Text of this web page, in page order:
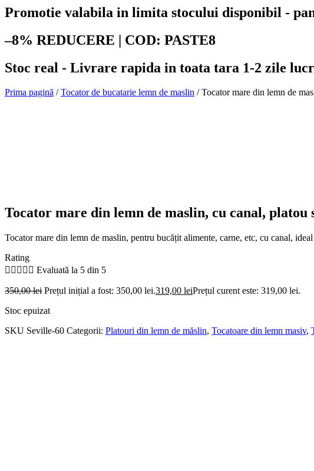
Promotie valabila in limita stocului disponibil -
–8% REDUCERE | COD: PASTE8
Stoc real - Livrare rapida in toata tara 1-2 zile
Prima pagină /Tocator de bucatarie lemn de maslin / Tocator mare din lemn de
Tocator mare din lemn de maslin, cu canal,
Tocator mare din lemn de maslin, pentru bucățit alimente, carne, etc, cu canal,
Rating
     Evaluată la 5 din 5
350,00lei Prețul inițial a fost: 350,00 lei.319,00 leiPrețul curent este: 319,00 lei.
Stoc epuizat
SKU Seville-60 Categorii: Platouri din lemn de măslin, Tocatoare din lemn masiv,